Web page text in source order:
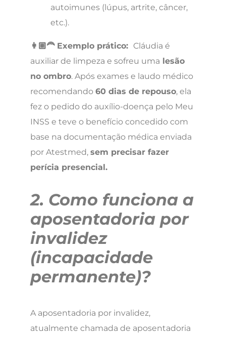
autoimunes (lúpus, artrite, câncer,
etc.).
👩🏼‍🦰 Exemplo prático: Cláudia é
auxiliar de limpeza e sofreu uma lesão
no ombro. Após exames e laudo médico
recomendando 60 dias de repouso, ela
fez o pedido do auxílio-doença pelo Meu
INSS e teve o benefício concedido com
base na documentação médica enviada
por Atestmed, sem precisar fazer
perícia presencial.
2. Como funciona a
aposentadoria por
invalidez
(incapacidade
permanente)?
A aposentadoria por invalidez,
atualmente chamada de aposentadoria